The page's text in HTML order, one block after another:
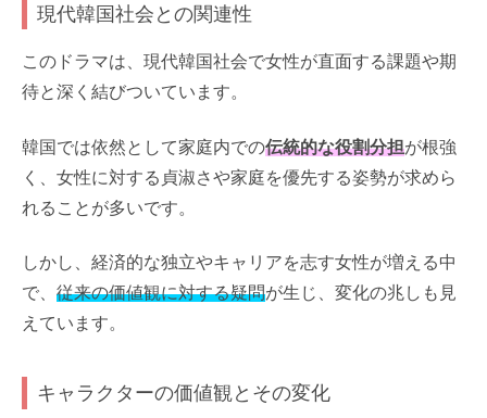
現代韓国社会との関連性
このドラマは、現代韓国社会で女性が直面する課題や期
待と深く結びついています。
韓国では依然として家庭内での伝統的な役割分担が根強
く、女性に対する貞淑さや家庭を優先する姿勢が求めら
れることが多いです。
しかし、経済的な独立やキャリアを志す女性が増える中
で、 従来の価値観に対する疑問が生じ、変化の兆しも見
えています。
キャラクターの価値観とその変化